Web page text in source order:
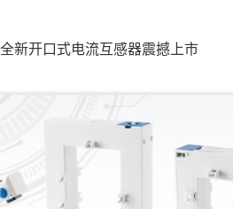
新开口式电流互感器震撼上市